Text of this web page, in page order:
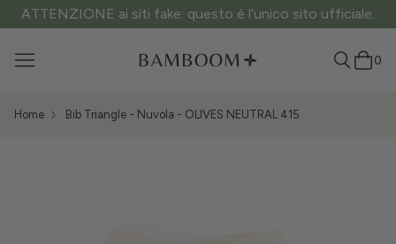
ATTENZIONE ai siti fake: questo è l’unico sito ufficiale.
0
Home Bib Triangle - Nuvola - OLIVES NEUTRAL 415